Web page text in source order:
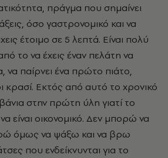
πράγμα που σημαίνει
όσο γαστρονομικό και να
έτοιμο σε 5 λεπτά. Είναι πολύ
το να έχεις έναν πελάτη να
να παίρνει ένα πρώτο πιάτο,
κρασί. Εκτός από αυτό το χρονικό
στην πρώτη ύλη γιατί το
είναι οικονομικό. Δεν μπορώ να
όμως να ψάξω και να βρω
που ενδείκνυνται για το